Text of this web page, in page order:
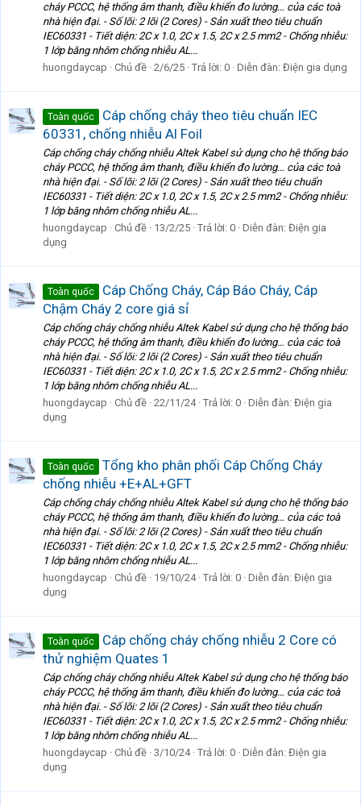
cháy PCCC, hệ thống âm thanh, điều khiển đo lường… của các toà
nhà hiện đại. - Số lõi: 2 lõi (2 Cores) - Sản xuất theo tiêu chuẩn
IEC60331 - Tiết diện: 2C x 1.0, 2C x 1.5, 2C x 2.5 mm2 - Chống nhiễu:
1 lớp băng nhôm chống nhiễu AL...
huongdaycap
Chủ đề 2/6/25 Trả lời: 0 Diễn đàn: Điện gia dụng
Toàn quốc
Cáp chống cháy theo tiêu chuẩn IEC
60331, chống nhiễu Al Foil
Cáp chống cháy chống nhiễu Altek Kabel sử dụng cho hệ thống báo
cháy PCCC, hệ thống âm thanh, điều khiển đo lường… của các toà
nhà hiện đại. - Số lõi: 2 lõi (2 Cores) - Sản xuất theo tiêu chuẩn
IEC60331 - Tiết diện: 2C x 1.0, 2C x 1.5, 2C x 2.5 mm2 - Chống nhiễu:
1 lớp băng nhôm chống nhiễu AL...
huongdaycap
Chủ đề 13/2/25 Trả lời: 0 Diễn đàn: Điện gia
dụng
Toàn quốc
Cáp Chống Cháy, Cáp Báo Cháy, Cáp
Chậm Cháy 2 core giá sỉ
Cáp chống cháy chống nhiễu Altek Kabel sử dụng cho hệ thống báo
cháy PCCC, hệ thống âm thanh, điều khiển đo lường… của các toà
nhà hiện đại. - Số lõi: 2 lõi (2 Cores) - Sản xuất theo tiêu chuẩn
IEC60331 - Tiết diện: 2C x 1.0, 2C x 1.5, 2C x 2.5 mm2 - Chống nhiễu:
1 lớp băng nhôm chống nhiễu AL...
huongdaycap
Chủ đề 22/11/24 Trả lời: 0 Diễn đàn: Điện gia
dụng
Toàn quốc
Tổng kho phân phối Cáp Chống Cháy
chống nhiễu +E+AL+GFT
Cáp chống cháy chống nhiễu Altek Kabel sử dụng cho hệ thống báo
cháy PCCC, hệ thống âm thanh, điều khiển đo lường… của các toà
nhà hiện đại. - Số lõi: 2 lõi (2 Cores) - Sản xuất theo tiêu chuẩn
IEC60331 - Tiết diện: 2C x 1.0, 2C x 1.5, 2C x 2.5 mm2 - Chống nhiễu:
1 lớp băng nhôm chống nhiễu AL...
huongdaycap
Chủ đề 19/10/24 Trả lời: 0 Diễn đàn: Điện gia
dụng
Toàn quốc
Cáp chống cháy chống nhiễu 2 Core có
thử nghiệm Quates 1
Cáp chống cháy chống nhiễu Altek Kabel sử dụng cho hệ thống báo
cháy PCCC, hệ thống âm thanh, điều khiển đo lường… của các toà
nhà hiện đại. - Số lõi: 2 lõi (2 Cores) - Sản xuất theo tiêu chuẩn
IEC60331 - Tiết diện: 2C x 1.0, 2C x 1.5, 2C x 2.5 mm2 - Chống nhiễu:
1 lớp băng nhôm chống nhiễu AL...
huongdaycap
Chủ đề 3/10/24 Trả lời: 0 Diễn đàn: Điện gia
dụng